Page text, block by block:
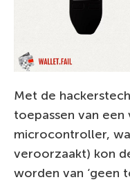
Met de
toepassen van
microcontroller,
veroorzaakt) kon
worden van ‘geen